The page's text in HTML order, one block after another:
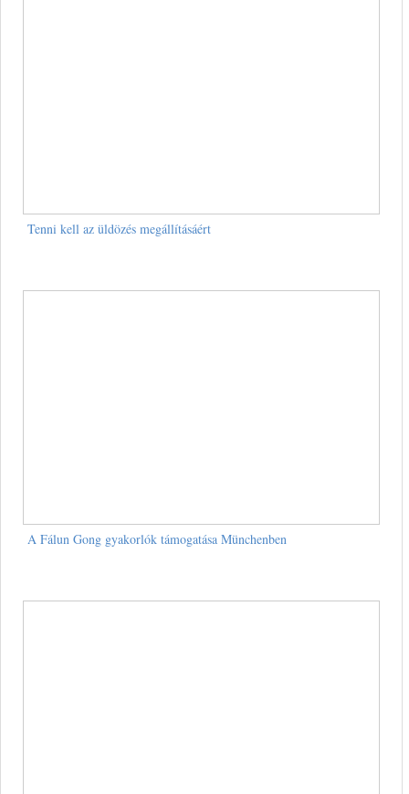
Tenni kell az üldözés megállításáért
A Fálun Gong gyakorlók támogatása Münchenben